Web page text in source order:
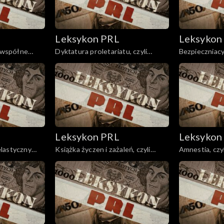
Leksykon PRL
Dyktatura proletariatu, czyli
ujarzmienie wyzwalanych
Leksykon
przemocy
Leksykon PRL
Książka życzen i zażaleń, czyli
gniew ludu
Leksykon
Amnestia,
koniu.